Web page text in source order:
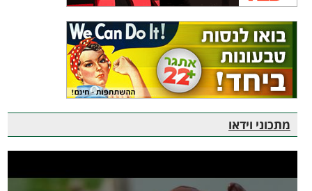
מתכוני וידאו